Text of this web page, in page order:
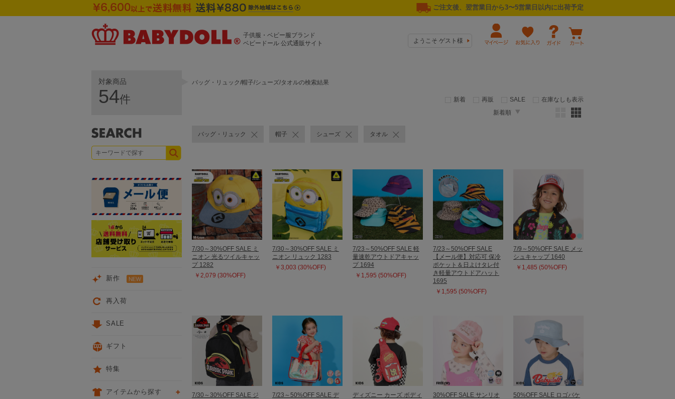
ご注文後、翌営業日から3〜5営業日以内に出荷予定
子供服・ベビー服ブランド
ベビードール 公式通販サイト
ようこそ ゲスト様
バッグ・リュック/帽子/シューズ/タオルの検索結果
新着 再販 SALE
在庫なしも表示
新着順
バッグ・リュック 帽子 シューズ タオル
7/30～30%OFF SALE ミ
ニオン 光るツイルキャッ
プ 1282
￥2,079 (30%OFF)
7/30～30%OFF SALE ミ
ニオン リュック 1283
￥3,003 (30%OFF)
7/23～50%OFF SALE 軽
量速乾アウトドアキャッ
プ 1694
￥1,595 (50%OFF)
7/23～50%OFF SALE
【メール便】対応可 保冷
ポケット＆日よけタレ付
き軽量アウトドアハット
1695
￥1,595 (50%OFF)
7/9～50%OFF SALE メッ
シュキャップ 1640
￥1,485 (50%OFF)
7/30～30%OFF SALE ジ
7/23～50%OFF SALE デ
ディズニー カーズ ボディ
30%OFF SALE サンリオ
50%OFF SALE ロゴバケ
対象商品
54件
新作
再入荷
SALE
ギフト
特集
アイテムから探す